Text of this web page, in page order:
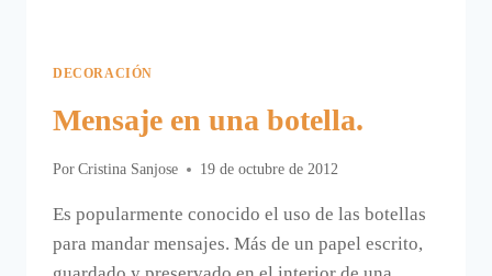
DECORACIÓN
Mensaje en una botella.
Por Cristina Sanjose 19 de octubre de 2012
Es popularmente conocido el uso de las botellas
para mandar mensajes. Más de un papel escrito,